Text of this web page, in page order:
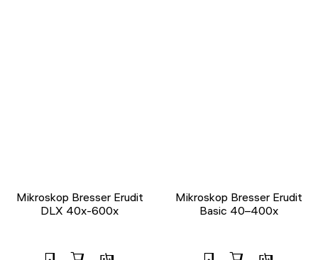
Mikroskop Bresser Erudit
DLX 40x-600x
Mikroskop Bresser Erudit
Basic 40–400x